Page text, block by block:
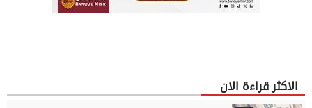
الاكثر قراءة الان